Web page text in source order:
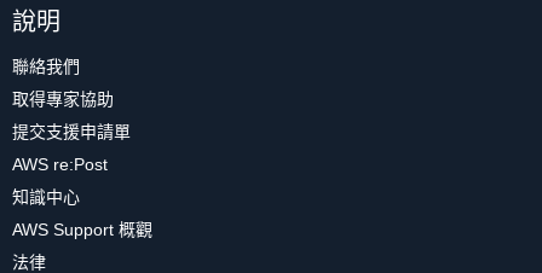
說明
聯絡我們
取得專家協助
提交支援申請單
AWS re:Post
知識中心
AWS Support 概觀
法律